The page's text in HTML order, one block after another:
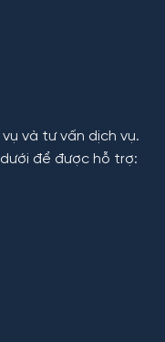
và tư vấn dịch vụ.
để được hỗ trợ: